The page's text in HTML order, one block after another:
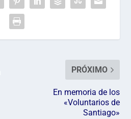
PRÓXIMO
En memoria de los
«Voluntarios de
Santiago»